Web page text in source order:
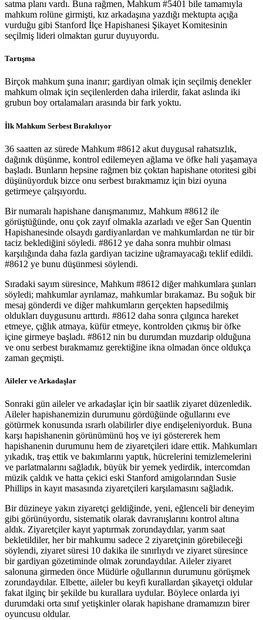
satma planı vardı. Buna rağmen, Mahkum #5401 bile tamamıyla
mahkum rolüne girmişti, kız arkadaşına yazdığı mektupta açığa
vurduğu gibi Stanford İlçe Hapishanesi Şikayet Komitesinin
seçilmiş lideri olmaktan gurur duyuyordu.
Tartışma
Birçok mahkum şuna inanır; gardiyan olmak için seçilmiş denekler
mahkum olmak için seçilenlerden daha irilerdir, fakat aslında iki
grubun boy ortalamaları arasında bir fark yoktu.
İlk Mahkum Serbest Bırakılıyor
36 saatten az sürede Mahkum #8612 akut duygusal rahatsızlık,
dağınık düşünme, kontrol edilemeyen ağlama ve öfke hali yaşamaya
başladı. Bunların hepsine rağmen biz çoktan hapishane otoritesi gibi
düşünüyorduk bizce onu serbest bırakmamız için bizi oyuna
getirmeye çalışıyordu.
Bir numaralı hapishane danışmanımız, Mahkum #8612 ile
görüştüğünde, onu çok zayıf olmakla azarladı ve eğer San Quentin
Hapishanesinde olsaydı gardiyanlardan ve mahkumlardan ne tür bir
taciz beklediğini söyledi. #8612 ye daha sonra muhbir olması
karşılığında daha fazla gardiyan tacizine uğramayacağı teklif edildi.
#8612 ye bunu düşünmesi söylendi.
Sıradaki sayım süresince, Mahkum #8612 diğer mahkumlara şunları
söyledi; mahkumlar ayrılamaz, mahkumlar bırakamaz. Bu soğuk bir
mesaj gönderdi ve diğer mahkumların gerçekten hapsedilmiş
oldukları duygusunu arttırdı. #8612 daha sonra çılgınca hareket
etmeye, çığlık atmaya, küfür etmeye, kontrolden çıkmış bir öfke
içine girmeye başladı. #8612 nin bu durumdan muzdarip olduğuna
ve onu serbest bırakmamız gerektiğine ikna olmadan önce oldukça
zaman geçmişti.
Aileler ve Arkadaşlar
Sonraki gün aileler ve arkadaşlar için bir saatlik ziyaret düzenledik.
Aileler hapishanemizin durumunu gördüğünde oğullarını eve
götürmek konusunda ısrarlı olabilirler diye endişeleniyorduk. Buna
karşı hapishanenin görünümünü hoş ve iyi göstererek hem
hapishanenin durumunu hem de ziyaretçileri idare ettik. Mahkumları
yıkadık, traş ettik ve bakımlarını yaptık, hücrelerini temizlemelerini
ve parlatmalarını sağladık, büyük bir yemek yedirdik, intercomdan
müzik çaldık ve hatta çekici eski Stanford amigolarından Susie
Phillips in kayıt masasında ziyaretçileri karşılamasını sağladık.
Bir düzineye yakın ziyaretçi geldiğinde, yeni, eğlenceli bir deneyim
gibi görünüyordu, sistematik olarak davranışlarını kontrol altına
aldık. Ziyaretçiler kayıt yaptırmak zorundaydılar, yarım saat
bekletildiler, her bir mahkumu sadece 2 ziyaretçinin görebileceği
söylendi, ziyaret süresi 10 dakika ile sınırlıydı ve ziyaret süresince
bir gardiyan gözetiminde olmak zorundaydılar. Aileler ziyaret
salonuna girmeden önce Müdürle oğullarının durumunu görüşmek
zorundaydılar. Elbette, aileler bu keyfi kurallardan şikayetçi oldular
fakat ilginç bir şekilde bu kurallara uydular. Böylece onlarda iyi
durumdaki orta sınıf yetişkinler olarak hapishane dramamızın birer
oyuncusu oldular.